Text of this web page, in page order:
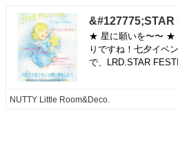
★ 星に願いを〜〜 ★
りですね！七夕イベ
で、LRD.STAR
NUTTY Little Room&Deco.